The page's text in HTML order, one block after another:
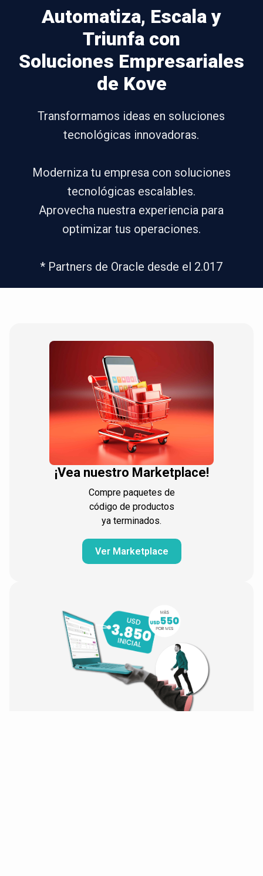
Automatiza, Escala y
Triunfa con
Soluciones Empresariales
de Kove
Transformamos ideas en soluciones
tecnológicas innovadoras.
Moderniza tu empresa con soluciones
tecnológicas escalables.
Aprovecha nuestra experiencia para
optimizar tus operaciones.
* Partners de Oracle desde el 2.017
¡Vea nuestro Marketplace!
Compre paquetes de
código de productos
ya terminados.
Ver Marketplace